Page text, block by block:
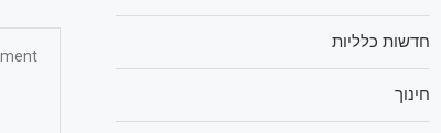
חדשות כלליות
חינוך